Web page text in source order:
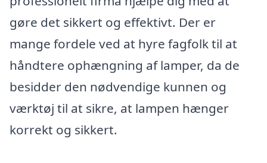
gøre det sikkert og effektivt. Der er
mange fordele ved at hyre fagfolk til at
håndtere ophængning af lamper, da de
besidder den nødvendige kunnen og
værktøj til at sikre, at lampen hænger
korrekt og sikkert.